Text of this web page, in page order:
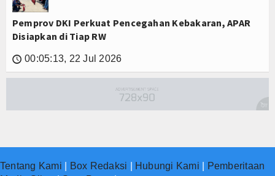
Pemprov DKI Perkuat Pencegahan Kebakaran, APAR
Disiapkan di Tiap RW
🕔 00:05:13, 22 Jul 2026
Tentang Kami Box Redaksi Hubungi Kami
Pemberitaan